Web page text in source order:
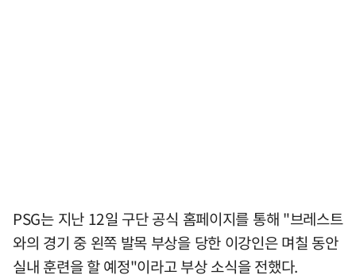
PSG는 지난 12일 구단 공식 홈페이지를 통해 "브레스트
와의 경기 중 왼쪽 발목 부상을 당한 이강인은 며칠 동안
실내 훈련을 할 예정"이라고 부상 소식을 전했다.